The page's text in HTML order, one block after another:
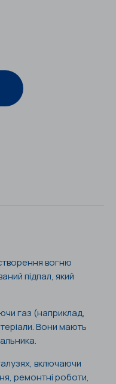
вогню
підпал, який
газ (наприклад,
Вони мають
включаючи
ремонтні роботи,